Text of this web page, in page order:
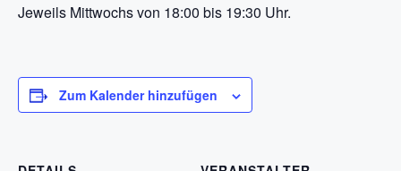
Jeweils Mittwochs von 18:00 bis 19:30 Uhr.
Zum Kalender hinzufügen